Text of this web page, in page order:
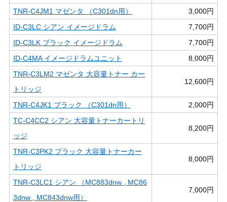
TNR-C4JM1 マゼンタ （C301dn用）
3,000円
ID-C3LC シアン イメージドラム
7,700円
ID-C3LK ブラック イメージドラム
7,700円
ID-C4MA イメージドラムユニット
8,000円
TNR-C3LM2 マゼンタ 大容量トナー カー
トリッジ
12,600円
TNR-C4JK1 ブラック （C301dn用）
2,000円
TC-C4CC2 シアン 大容量トナーカートリ
ッジ
8,200円
TNR-C3PK2 ブラック 大容量トナーカー
トリッジ
8,000円
TNR-C3LC1 シアン （MC883dnw , MC86
3dnw , MC843dnw用）
7,000円